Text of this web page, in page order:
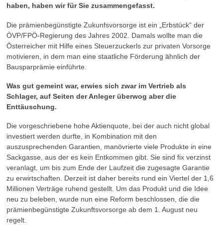
haben, haben wir für Sie zusammengefasst.
Die prämienbegünstigte Zukunfsvorsorge ist ein „Erbstück“ der
ÖVP/FPÖ-Regierung des Jahres 2002. Damals wollte man die
Österreicher mit Hilfe eines Steuerzuckerls zur privaten Vorsorge
motivieren, in dem man eine staatliche Förderung ähnlich der
Bausparprämie einführte.
Was gut gemeint war, erwies sich zwar im Vertrieb als
Schlager, auf Seiten der Anleger überwog aber die
Enttäuschung.
Die vorgeschriebene hohe Aktienquote, bei der auch nicht global
investiert werden durfte, in Kombination mit den
auszusprechenden Garantien, manövrierte viele Produkte in eine
Sackgasse, aus der es kein Entkommen gibt. Sie sind fix verzinst
veranlagt, um bis zum Ende der Laufzeit die zugesagte Garantie
zu erwirtschaften. Derzeit ist daher bereits rund ein Viertel der 1,6
Millionen Verträge ruhend gestellt. Um das Produkt und die Idee
neu zu beleben, wurde nun eine Reform beschlossen, die die
prämienbegünstigte Zukunftsvorsorge ab dem 1. August neu
regelt.